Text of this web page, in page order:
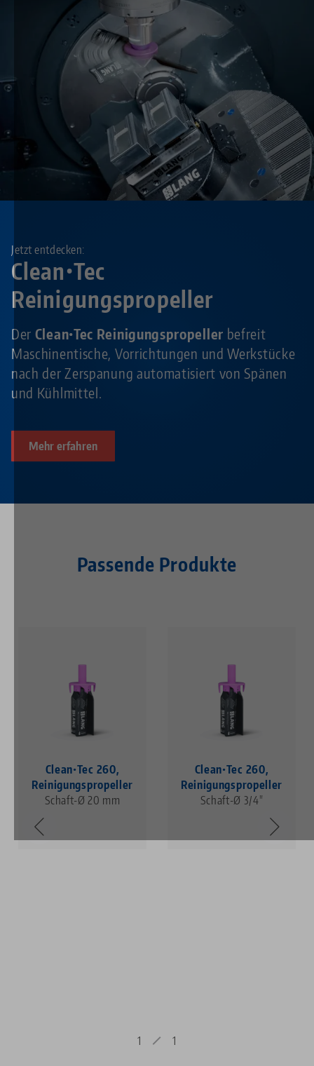
Clean•Tec
Reinigungspropeller
Jetzt entdecken:
Der Clean•Tec Reinigungspropeller befreit
Maschinentische, Vorrichtungen und Werkstücke
nach der Zerspanung automatisiert von Spänen
und Kühlmittel.
Mehr erfahren
Passende Produkte
Clean•Tec 260,
Reinigungspropeller
Schaft-Ø 20 mm
Clean•Tec 260,
Reinigungspropeller
Schaft-Ø 3/4"
1 1